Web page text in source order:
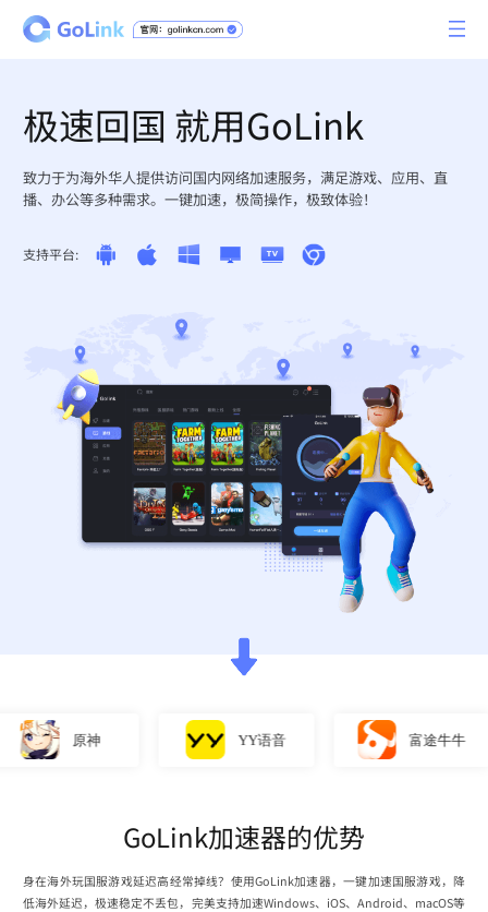
极速回国 就用GoLink
致力于为海外华人提供访问国内网络加速服务，满足游戏、应用、直
播、办公等多种需求。一键加速，极简操作，极致体验！
支持平台:
原神 YY语音 富途牛牛
GoLink加速器的优势
身在海外玩国服游戏延迟高经常掉线？使用GoLink加速器，一键加速国服游戏，降
低海外延迟，极速稳定不丢包，完美支持加速Windows、iOS、Android、macOS等